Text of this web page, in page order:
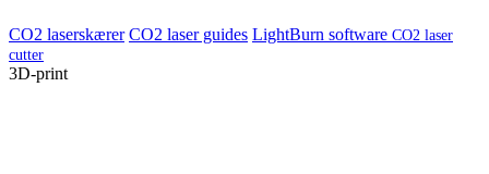
CO2 laserskærer CO2 laser guides LightBurn software CO2 laser
cutter
3D-print